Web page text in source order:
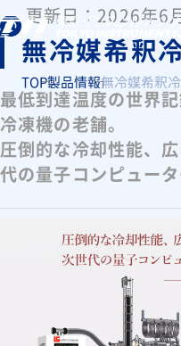
TOP製品情報無冷媒希釈
更新日：2026年6
無冷媒希釈
最低到達温度の世界
冷凍機の老舗。
圧倒的な冷却性能、
代の量子コンピュー